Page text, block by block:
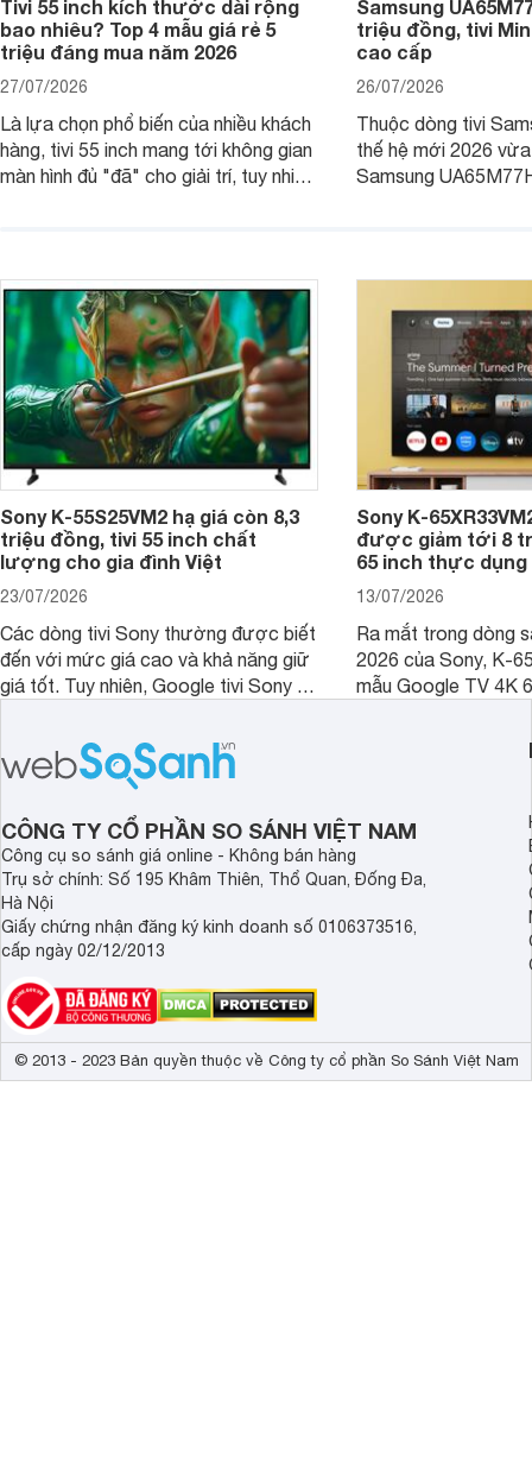
Tivi 55 inch kích thước dài rộng
bao nhiêu? Top 4 mẫu giá rẻ 5
triệu đáng mua năm 2026
27/07/2026
Là lựa chọn phổ biến của nhiều khách
hàng, tivi 55 inch mang tới không gian
màn hình đủ "đã" cho giải trí, tuy nhiên
dùng cho phòng bao nhiêu m2?
Samsung
triệu đồng, tivi
cao cấp
26/07/2026
Thuộc dòng tivi
thế hệ mới 2026
Samsung
Sony K-55S25VM2 hạ giá còn 8,3
triệu đồng, tivi 55 inch chất
lượng cho gia đình Việt
23/07/2026
Các dòng tivi Sony thường được biết
đến với mức giá cao và khả năng giữ
giá tốt. Tuy nhiên, Google tivi Sony 55
hợp đáng chú ý khi có mức giá dễ
tiếp cận hơn dù mới ra mắt trong năm
Sony K-
được giảm tới 8
65 inch thực
13/07/2026
Ra mắt trong dòng
2026 của Sony, K-
mẫu Google TV 4K
tảng Google TV
nghệ hỗ trợ nâng
CÔNG TY CỔ PHẦN SO SÁNH VIỆT NAM
Công cụ so sánh giá online - Không bán hàng
Trụ sở chính: Số 195 Khâm Thiên, Thổ Quan, Đống Đa,
Hà Nội
Giấy chứng nhận đăng ký kinh doanh số 0106373516,
cấp ngày 02/12/2013
© 2013 - 2023 Bản quyền thuộc về Công ty cổ phần So Sánh Việt Nam